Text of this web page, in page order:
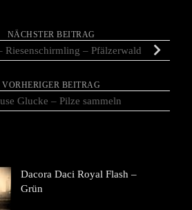
NÄCHSTER BEITRAG
Riesenschirmling – Pfälzerwald
VORHERIGER BEITRAG
Glucke – Pilze sammeln
Dacora Daci Royal Flash –
Grün